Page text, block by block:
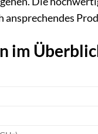
ansprechendes
im